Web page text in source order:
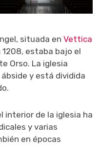
situada en Vettica
estaba bajo el
Orso. La iglesia
y está dividida
interior de la iglesia ha
y varias
en épocas